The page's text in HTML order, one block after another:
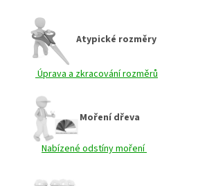
Atypické rozměry
Úprava a zkracování rozměrů
Moření dřeva
Nabízené odstíny moření